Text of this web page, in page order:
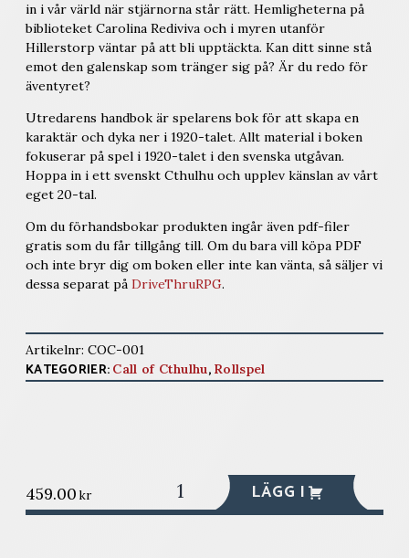
459.00 kr
in i vår värld när stjärnorna står rätt. Hemligheterna på
biblioteket Carolina Rediviva och i myren utanför
Hillerstorp väntar på att bli upptäckta. Kan ditt sinne stå
emot den galenskap som tränger sig på? Är du redo för
äventyret?
Utredarens handbok är spelarens bok för att skapa en
karaktär och dyka ner i 1920-talet. Allt material i boken
fokuserar på spel i 1920-talet i den svenska utgåvan.
Hoppa in i ett svenskt Cthulhu och upplev känslan av vårt
eget 20-tal.
Om du förhandsbokar produkten ingår även pdf-filer
gratis som du får tillgång till. Om du bara vill köpa PDF
och inte bryr dig om boken eller inte kan vänta, så säljer vi
dessa separat på DriveThruRPG.
Utredarens
handbok
LÄGG I
Artikelnr: COC-001
KATEGORIER: Call of Cthulhu, Rollspel